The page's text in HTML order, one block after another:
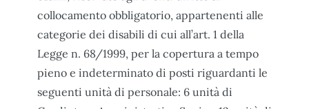
collocamento obbligatorio, appartenenti alle
categorie dei disabili di cui all’art. 1 della
Legge n. 68/1999, per la copertura a tempo
pieno e indeterminato di posti riguardanti le
seguenti unità di personale: 6 unità di